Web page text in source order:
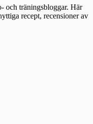
och träningsbloggar. Här
recept, recensioner av